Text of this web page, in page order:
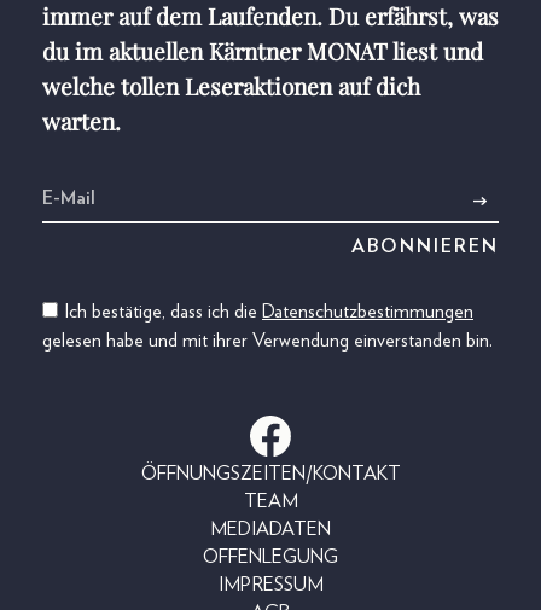
immer auf dem Laufenden. Du erfährst, was
du im aktuellen Kärntner MONAT liest und
welche tollen Leseraktionen auf dich
warten.
Ich bestätige, dass ich die Datenschutzbestimmungen
gelesen habe und mit ihrer Verwendung einverstanden bin.
ÖFFNUNGSZEITEN/KONTAKT
TEAM
MEDIADATEN
OFFENLEGUNG
IMPRESSUM